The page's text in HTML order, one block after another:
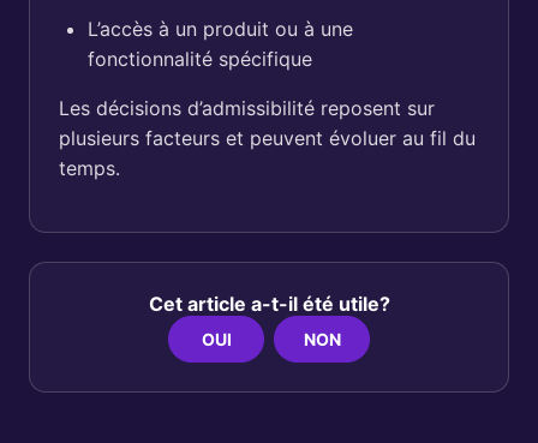
L’accès à un produit ou à une
fonctionnalité spécifique
Les décisions d’admissibilité reposent sur
plusieurs facteurs et peuvent évoluer au fil du
temps.
Cet article a-t-il été utile?
OUI NON